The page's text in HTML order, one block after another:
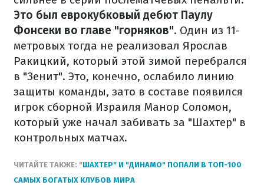
Это был еврокубковый дебют Паулу
Фонсеки во главе "горняков". Один из 11-
метровых тогда не реализовал Ярослав
Ракицкий, который этой зимой перебрался
в "Зенит". Это, конечно, ослабило линию
защиты команды, зато в составе появился
игрок сборной Израиля Манор Соломон,
который уже начал забивать за "Шахтер" в
контрольных матчах.
ЧИТАЙТЕ ТАКЖЕ: "ШАХТЕР" И "ДИНАМО" ПОПАЛИ В ТОП-100
САМЫХ БОГАТЫХ КЛУБОВ МИРА